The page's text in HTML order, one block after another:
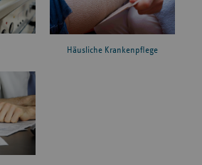
Häusliche Krankenpflege